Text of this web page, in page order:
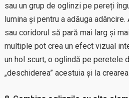
sau un grup de oglinzi pe pereți
lumina și pentru a adăuga
sau coridorul să pară mai larg și
multiple pot crea un efect vizual
un hol scurt, o oglindă pe peretele
„deschiderea” acestuia și la